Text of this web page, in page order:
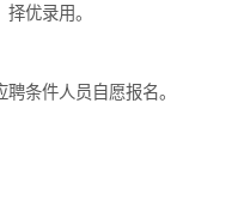
优录用。
条件人员自愿报名。